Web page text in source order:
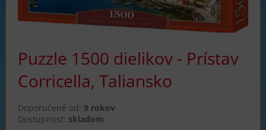
Puzzle 1500 dielikov - Prístav
Corricella, Taliansko
Doporučené od: 9 rokov
Dostupnosť: skladom